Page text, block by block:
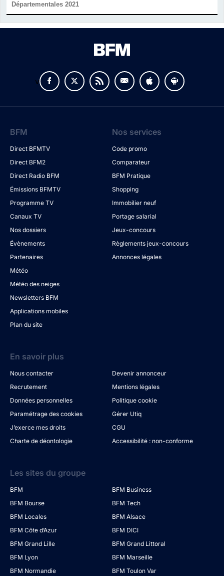
Départementales 2021
v
BFM
Direct BFMTV
Direct BFM2
Direct Radio BFM
Émissions BFMTV
Programme TV
Canaux TV
Nos dossiers
Évènements
Partenaires
Météo
Météo des neiges
Newsletters BFM
Applications mobiles
Plan du site
Nos services
Code promo
Comparateur
BFM Pratique
Shopping
Immobilier neuf
Portage salarial
Jeux-concours
Règlements jeux-concours
Annonces légales
En savoir plus
Nous contacter
Devenir annonceur
Recrutement
Mentions légales
Données personnelles
Politique cookie
Paramétrage des cookies
Gérer Utiq
J’exerce mes droits
CGU
Charte de déontologie
Accessibilité : non-conforme
Les sites du groupe
BFM
BFM Business
BFM Bourse
BFM Tech
BFM Locales
BFM Alsace
BFM Côte d’Azur
BFM DICI
BFM Grand Lille
BFM Grand Littoral
BFM Lyon
BFM Marseille
BFM Normandie
BFM Toulon Var